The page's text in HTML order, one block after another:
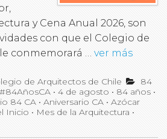
y Cena Anual 2026, son
con que el Colegio de
conmemorará … ver más
de Arquitectos de Chile
84
#84AñosCA •4 de agosto • 84 años •
84 CA • Aniversario CA • Azócar
Inicio • Mes de la Arquitectura •